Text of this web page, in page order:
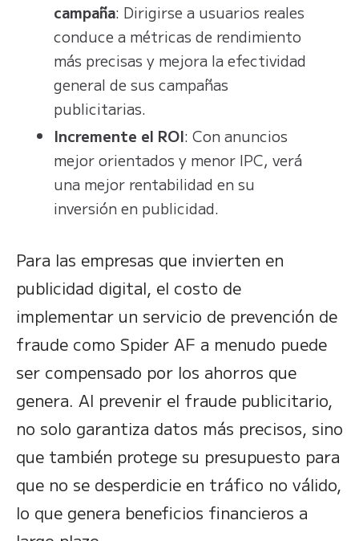
campaña: Dirigirse a usuarios reales
conduce a métricas de rendimiento
más precisas y mejora la efectividad
general de sus campañas
publicitarias.
Incremente el ROI: Con anuncios
mejor orientados y menor IPC, verá
una mejor rentabilidad en su
inversión en publicidad.
Para las empresas que invierten en
publicidad digital, el costo de
implementar un servicio de prevención de
fraude como Spider AF a menudo puede
ser compensado por los ahorros que
genera. Al prevenir el fraude publicitario,
no solo garantiza datos más precisos, sino
que también protege su presupuesto para
que no se desperdicie en tráfico no válido,
lo que genera beneficios financieros a